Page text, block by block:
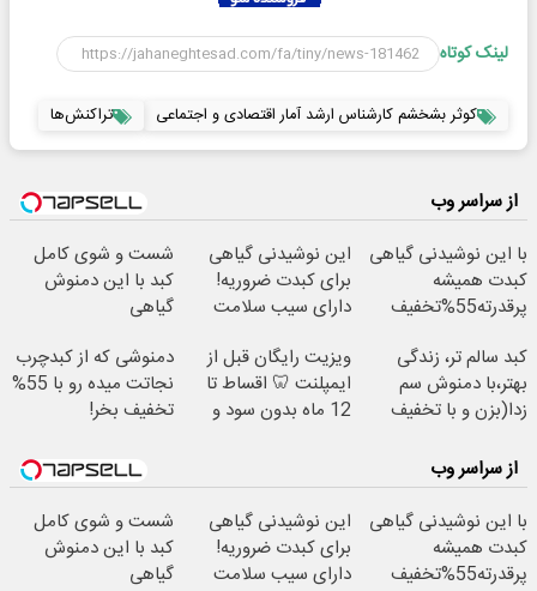
لینک کوتاه
کوثر بشخشم کارشناس ارشد آمار اقتصادی و اجتماعی تراکنش‌ها
از سراسر وب
با این نوشیدنی گیاهی
کبدت همیشه
پرقدرته55%تخفیف
این نوشیدنی گیاهی
برای کبدت ضروریه!
دارای سیب سلامت
شست و شوی کامل
کبد با این دمنوش
گیاهی
کبد سالم تر، زندگی
بهتر،با دمنوش سم
زدا(بزن و با تخفیف
ویزیت رایگان قبل از
ایمپلنت 🦷 اقساط تا
12 ماه بدون سود و
دمنوشی که از کبدچرب
نجاتت میده رو با 55%
تخفیف بخر!
از سراسر وب
با این نوشیدنی گیاهی
کبدت همیشه
پرقدرته55%تخفیف
این نوشیدنی گیاهی
برای کبدت ضروریه!
دارای سیب سلامت
شست و شوی کامل
کبد با این دمنوش
گیاهی